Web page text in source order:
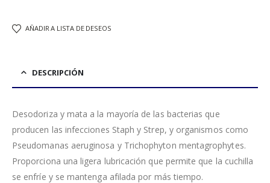
AÑADIR A LISTA DE DESEOS
DESCRIPCIÓN
Desodoriza y mata a la mayoría de las bacterias que
producen las infecciones Staph y Strep, y organismos como
Pseudomanas aeruginosa y Trichophyton mentagrophytes.
Proporciona una ligera lubricación que permite que la cuchilla
se enfríe y se mantenga afilada por más tiempo.